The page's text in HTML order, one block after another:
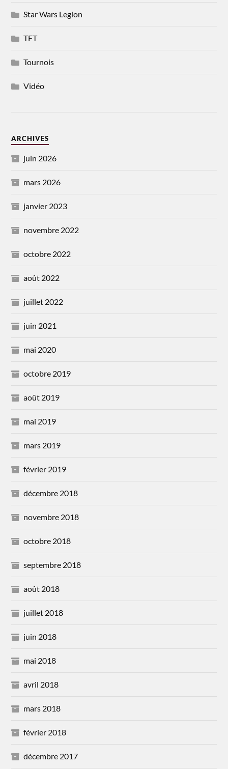
Star Wars Legion
TFT
Tournois
Vidéo
ARCHIVES
juin 2026
mars 2026
janvier 2023
novembre 2022
octobre 2022
août 2022
juillet 2022
juin 2021
mai 2020
octobre 2019
août 2019
mai 2019
mars 2019
février 2019
décembre 2018
novembre 2018
octobre 2018
septembre 2018
août 2018
juillet 2018
juin 2018
mai 2018
avril 2018
mars 2018
février 2018
décembre 2017